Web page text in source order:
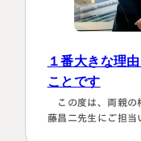
１番大きな理
ことです
この度は、両親の
藤昌二先生にご担当